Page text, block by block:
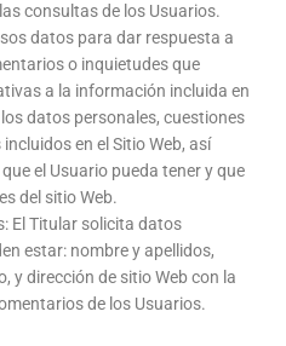
consultas de los Usuarios.
datos para dar respuesta a
o inquietudes que
a la información incluida en
datos personales, cuestiones
en el Sitio Web, así
el Usuario pueda tener y que
del sitio Web.
El Titular solicita datos
estar: nombre y apellidos,
y dirección de sitio Web con la
de los Usuarios.